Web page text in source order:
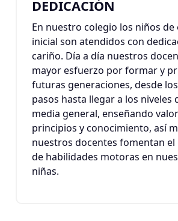
DEDICACIÓN
En nuestro colegio los niños de
inicial son atendidos con
cariño. Día a día nuestros
mayor esfuerzo por formar y
futuras generaciones, desde
pasos hasta llegar a los niveles
media general, enseñando
principios y conocimiento, así
nuestros docentes fomentan
de habilidades motoras en
niñas.